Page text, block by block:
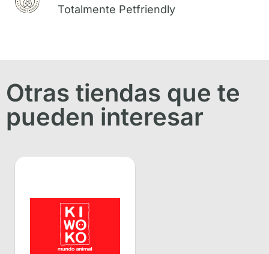
Totalmente Petfriendly
Otras tiendas que te
pueden interesar